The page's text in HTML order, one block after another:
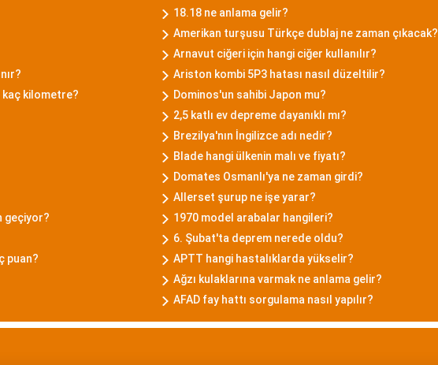
18.18 ne anlama gelir?
Amerikan turşusu Türkçe dublaj ne zaman çıkacak?
Arnavut ciğeri için hangi ciğer kullanılır?
Ariston kombi 5P3 hatası nasıl düzeltilir?
kaç kilometre?
Dominos'un sahibi Japon mu?
2,5 katlı ev depreme dayanıklı mı?
Brezilya'nın İngilizce adı nedir?
Blade hangi ülkenin malı ve fiyatı?
Domates Osmanlı'ya ne zaman girdi?
Allerset şurup ne işe yarar?
geçiyor?
1970 model arabalar hangileri?
6. Şubat'ta deprem nerede oldu?
puan?
APTT hangi hastalıklarda yükselir?
Ağzı kulaklarına varmak ne anlama gelir?
AFAD fay hattı sorgulama nasıl yapılır?